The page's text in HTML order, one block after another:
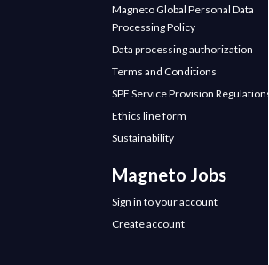
Magneto Global Personal Data
Processing Policy
Data processing authorization
Terms and Conditions
SPE Service Provision Regulations
Ethics line form
Sustainability
Magneto Jobs
Sign in to your account
Create account